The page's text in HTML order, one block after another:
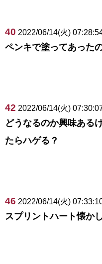
40 2022/06/14(火)
ペンキで塗ってあった
42 2022/06/14(火)
どうなるのか興味ある
たらハゲる？
46 2022/06/14(火)
スプリントハート懐か